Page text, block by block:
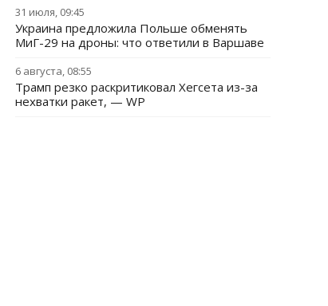
31 июля, 09:45
Украина предложила Польше обменять
МиГ-29 на дроны: что ответили в Варшаве
6 августа, 08:55
Трамп резко раскритиковал Хегсета из-за
нехватки ракет, — WP